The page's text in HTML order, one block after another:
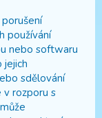
používání
nebo softwaru
jejich
sdělování
v rozporu s